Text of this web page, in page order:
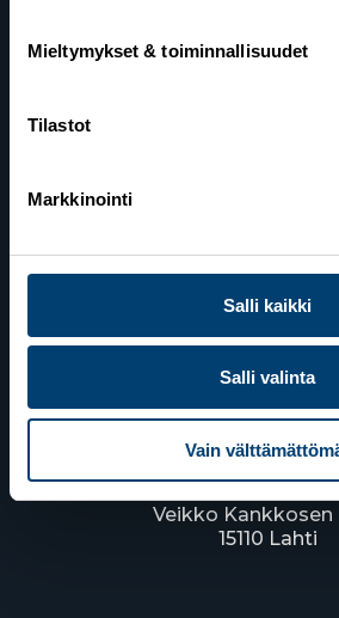
Mieltymykset & toiminnallisuudet
Tilastot
Markkinointi
Salli kaikki
Salli valinta
Vain
00380 Helsinki
Lahden
Veikko Kankkosen
15110 Lahti